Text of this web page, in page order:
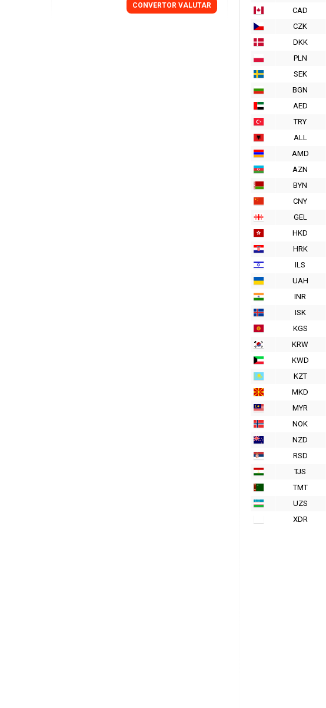
CAD
CZK
DKK
PLN
SEK
BGN
AED
TRY
ALL
AMD
AZN
BYN
CNY
GEL
HKD
HRK
ILS
UAH
INR
ISK
KGS
KRW
KWD
KZT
MKD
MYR
NOK
NZD
RSD
TJS
TMT
UZS
XDR
CONVERTOR VALUTAR